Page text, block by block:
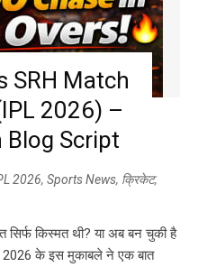
SRH Match
2026) –
Blog Script
2026, Sports News, क्रिकेट,
सिर्फ किस्मत थी? या अब बन चुकी है
के इस मुकाबले ने एक बात